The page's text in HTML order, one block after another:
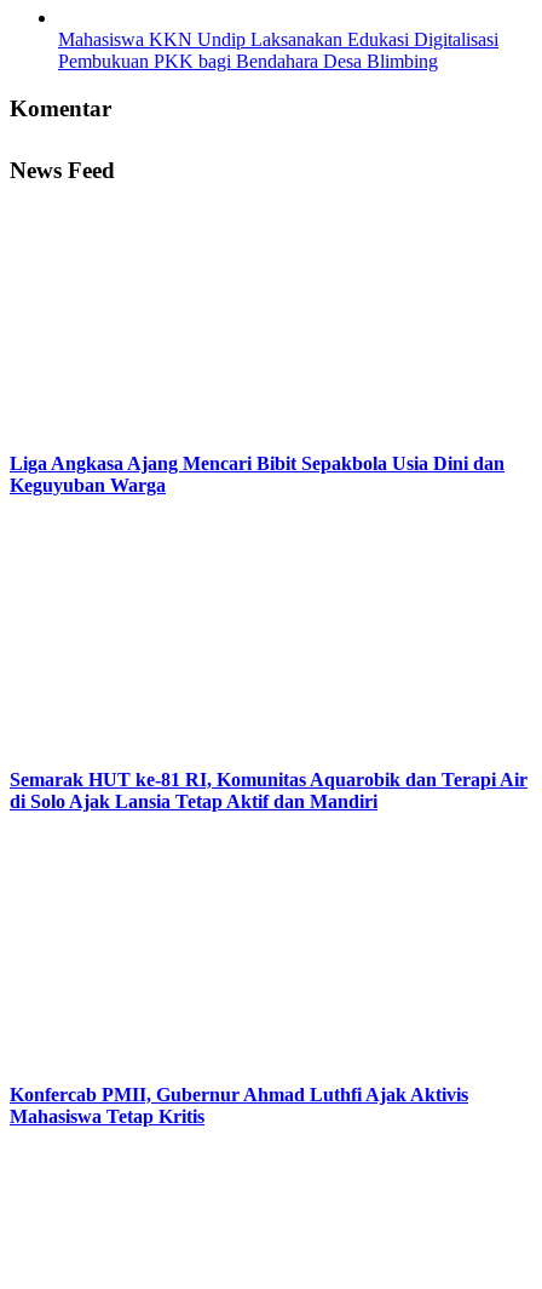
Mahasiswa KKN Undip Laksanakan Edukasi Digitalisasi
Pembukuan PKK bagi Bendahara Desa Blimbing
Komentar
News Feed
Liga Angkasa Ajang Mencari Bibit Sepakbola Usia Dini dan
Keguyuban Warga
Semarak HUT ke-81 RI, Komunitas Aquarobik dan Terapi Air
di Solo Ajak Lansia Tetap Aktif dan Mandiri
Konfercab PMII, Gubernur Ahmad Luthfi Ajak Aktivis
Mahasiswa Tetap Kritis